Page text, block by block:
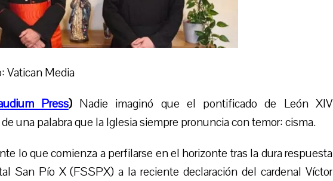
Vatican Media
Press)Nadie imaginó que el pontificado de León XIV
una palabra que la Iglesia siempre pronuncia con temor: cisma.
lo que comienza a perfilarse en el horizonte tras la dura respuesta
San Pío X (FSSPX) a la reciente declaración del cardenal Víctor